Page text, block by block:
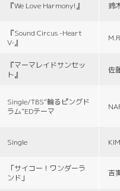
『We Love Harmony!』 鈴
『Sound Circus -Heart
V-』
『マーマレイドサンセッ
ト』
佐
Single/TBS“輪るピングド
ラム”EDテーマ
Single
「サイコー！ワンダーラ
ンド」
吉